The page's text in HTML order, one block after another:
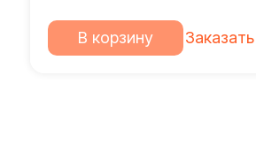
В корзину